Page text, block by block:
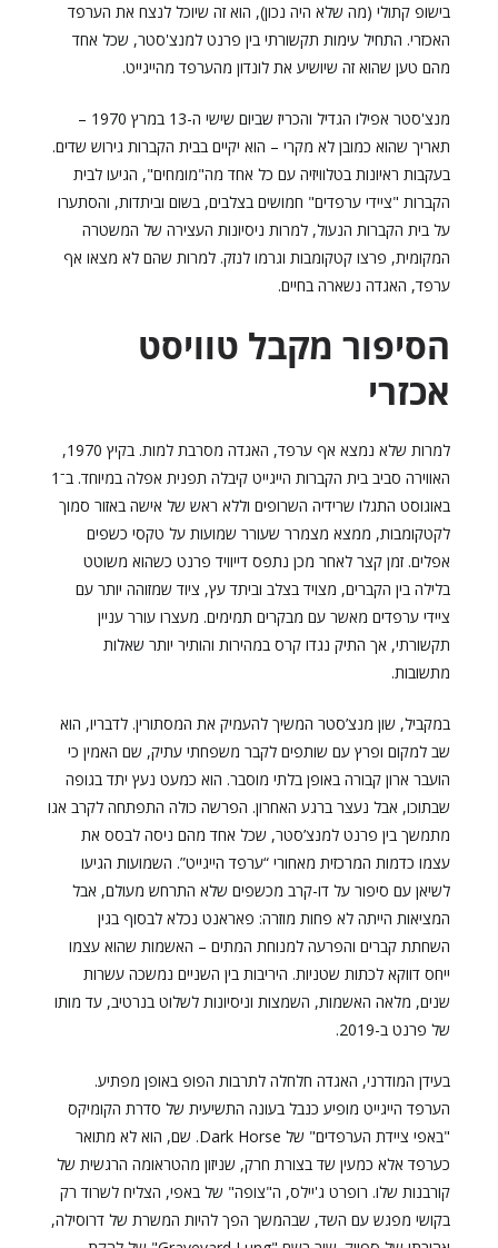
בישופ קתולי (מה שלא היה נכון), הוא זה שיוכל לנצח את הערפד
האכזרי. התחיל עימות תקשורתי בין פרנט למנצ'סטר, שכל אחד
מהם טען שהוא זה שיושיע את לונדון מהערפד מהייגייט.
מנצ'סטר אפילו הגדיל והכריז שביום שישי ה-13 במרץ 1970 –
תאריך שהוא כמובן לא מקרי – הוא יקיים בבית הקברות גירוש שדים.
בעקבות ראיונות בטלוויזיה עם כל אחד מה"מומחים", הגיעו לבית
הקברות "ציידי ערפדים" חמושים בצלבים, בשום וביתדות, והסתערו
על בית הקברות הנעול, למרות ניסיונות העצירה של המשטרה
המקומית, פרצו קטקומבות וגרמו לנזק. למרות שהם לא מצאו אף
ערפד, האגדה נשארה בחיים.
הסיפור מקבל טוויסט
אכזרי
למרות שלא נמצא אף ערפד, האגדה מסרבת למות. בקיץ 1970,
האווירה סביב בית הקברות הייגייט קיבלה תפנית אפלה במיוחד. ב־1
באוגוסט התגלו שרידיה השרופים וללא ראש של אישה באזור סמוך
לקטקומבות, ממצא מצמרר שעורר שמועות על טקסי כשפים
אפלים. זמן קצר לאחר מכן נתפס דייוויד פרנט כשהוא משוטט
בלילה בין הקברים, מצויד בצלב וביתד עץ, ציוד שמזוהה יותר עם
ציידי ערפדים מאשר עם מבקרים תמימים. מעצרו עורר עניין
תקשורתי, אך התיק נגדו קרס במהירות והותיר יותר שאלות
מתשובות.
במקביל, שון מנצ’סטר המשיך להעמיק את המסתורין. לדבריו, הוא
שב למקום ופרץ עם שותפים לקבר משפחתי עתיק, שם האמין כי
הועבר ארון קבורה באופן בלתי מוסבר. הוא כמעט נעץ יתד בגופה
שבתוכו, אבל נעצר ברגע האחרון. הפרשה כולה התפתחה לקרב אגו
מתמשך בין פרנט למנצ’סטר, שכל אחד מהם ניסה לבסס את
עצמו כדמות המרכזית מאחורי “ערפד הייגייט”. השמועות הגיעו
לשיאן עם סיפור על דו-קרב מכשפים שלא התרחש מעולם, אבל
המציאות הייתה לא פחות מוזרה: פאראנט נכלא לבסוף בגין
השחתת קברים והפרעה למנוחת המתים – האשמות שהוא עצמו
ייחס דווקא לכתות שטניות. היריבות בין השניים נמשכה עשרות
שנים, מלאה האשמות, השמצות וניסיונות לשלוט בנרטיב, עד מותו
של פרנט ב-2019.
בעידן המודרני, האגדה חלחלה לתרבות הפופ באופן מפתיע.
הערפד הייגייט מופיע כנבל בעונה התשיעית של סדרת הקומיקס
"באפי ציידת הערפדים" של Dark Horse. שם, הוא לא מתואר
כערפד אלא כמעין שד בצורת חרק, שניזון מהטראומה הרגשית של
קורבנות שלו. רופרט ג'יילס, ה"צופה" של באפי, הצליח לשרוד רק
בקושי מפגש עם השד, שבהמשך הפך להיות המשרת של דרוסילה,